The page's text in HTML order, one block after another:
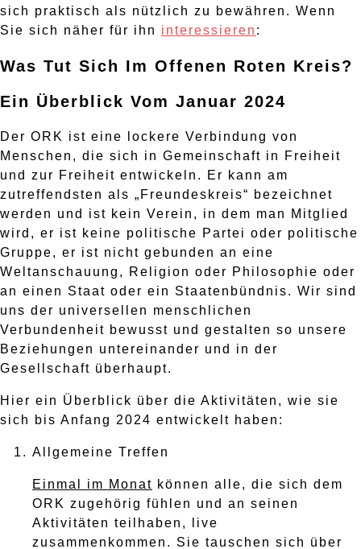
sich praktisch als nützlich zu bewähren. Wenn
Sie sich näher für ihn interessieren :
Was Tut Sich Im Offenen Roten Kreis?
Ein Überblick Vom Januar 2024
Der ORK ist eine lockere Verbindung von
Menschen, die sich in Gemeinschaft in Freiheit
und zur Freiheit entwickeln. Er kann am
zutreffendsten als „Freundeskreis“ bezeichnet
werden und ist kein Verein, in dem man Mitglied
wird, er ist keine politische Partei oder politische
Gruppe, er ist nicht gebunden an eine
Weltanschauung, Religion oder Philosophie oder
an einen Staat oder ein Staatenbündnis. Wir sind
uns der universellen menschlichen
Verbundenheit bewusst und gestalten so unsere
Beziehungen untereinander und in der
Gesellschaft überhaupt.
Hier ein Überblick über die Aktivitäten, wie sie
sich bis Anfang 2024 entwickelt haben:
Allgemeine Treffen
Einmal im Monat können alle, die sich dem
ORK zugehörig fühlen und an seinen
Aktivitäten teilhaben, live
zusammenkommen. Sie tauschen sich über